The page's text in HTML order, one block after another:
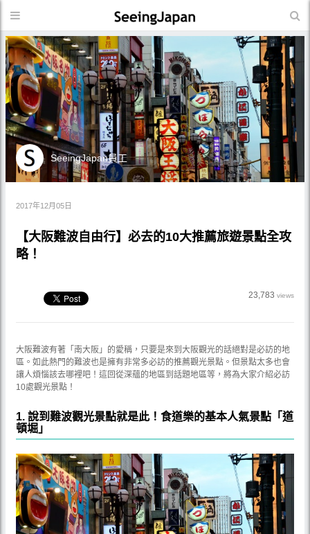
SeeingJapan員工
2017年12月05日
【大阪難波自由行】必去的10大推薦旅遊景點全攻
略！
23,783 views
大阪難波有著「南大阪」的愛稱，只要是來到大阪觀光的話絕對是必訪的地
區。如此熱門的難波也是擁有非常多必訪的推薦觀光景點。但景點太多也會
讓人煩惱該去哪裡吧！這回從深蘊的地區到話題地區等，將為大家介紹必訪
10處觀光景點！
1. 說到難波觀光景點就是此！食道樂的基本人氣景點「道
頓堀」